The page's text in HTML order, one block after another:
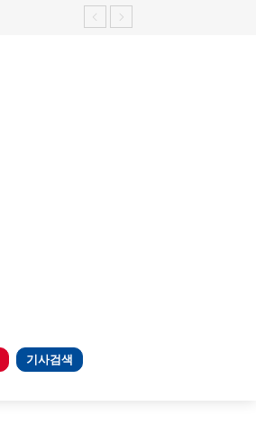
기사검색